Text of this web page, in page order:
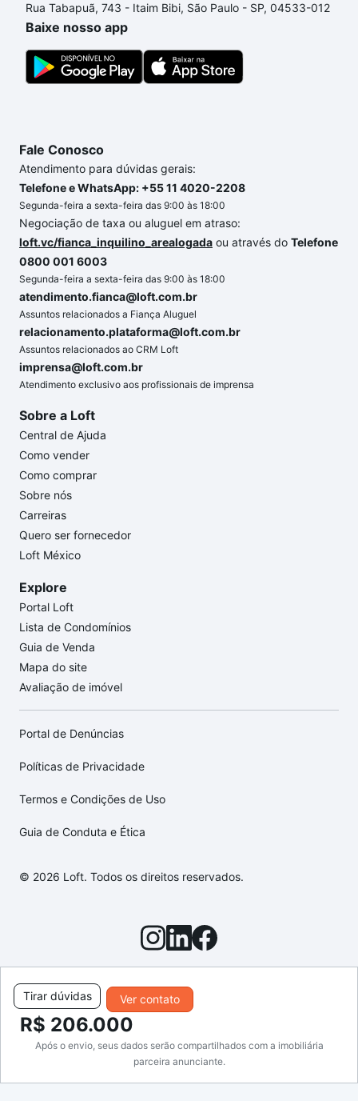
Ver contato
Tirar dúvidas
R$ 206.000
Após o envio, seus dados serão compartilhados com a imobiliária
parceira anunciante.
Rua Tabapuã, 743 - Itaim Bibi, São Paulo - SP, 04533-012
Baixe nosso app
Fale Conosco
Atendimento para dúvidas gerais:
Telefone e WhatsApp: +55 11 4020-2208
Segunda-feira a sexta-feira das 9:00 às 18:00
Negociação de taxa ou aluguel em atraso:
loft.vc/fianca_inquilino_arealogada ou através do Telefone
0800 001 6003
Segunda-feira a sexta-feira das 9:00 às 18:00
atendimento.fianca@loft.com.br
Assuntos relacionados a Fiança Aluguel
relacionamento.plataforma@loft.com.br
Assuntos relacionados ao CRM Loft
imprensa@loft.com.br
Atendimento exclusivo aos profissionais de imprensa
Sobre a Loft
Central de Ajuda
Como vender
Como comprar
Sobre nós
Carreiras
Quero ser fornecedor
Loft México
Explore
Portal Loft
Lista de Condomínios
Guia de Venda
Mapa do site
Avaliação de imóvel
Portal de Denúncias
Políticas de Privacidade
Termos e Condições de Uso
Guia de Conduta e Ética
© 2026 Loft. Todos os direitos reservados.